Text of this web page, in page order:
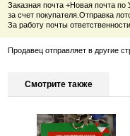
Заказная почта +Новая почта
за счет покупателя.Отправка
За работу почты
Продавец отправляет в другие
Смотрите также